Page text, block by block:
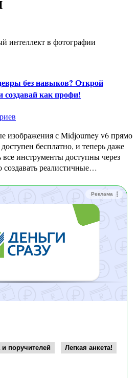
интеллект в фотографии
без навыков? Открой
как профи!
бесплатно, и теперь даже
инструменты доступны через
реалистичные…
Реклама
и поручителей
Легкая анкета!